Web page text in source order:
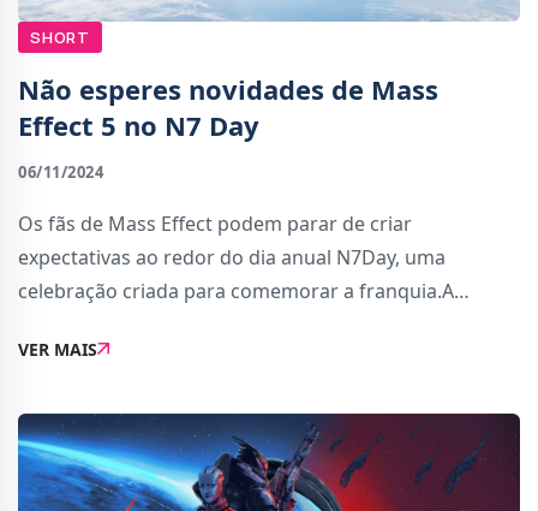
SHORT
Não esperes novidades de Mass
Effect 5 no N7 Day
06/11/2024
Os fãs de Mass Effect podem parar de criar
expectativas ao redor do dia anual N7Day, uma
celebração criada para comemorar a franquia.A
&quot;vai ser mais calmo&quot;, reforçando a ideia
VER MAIS